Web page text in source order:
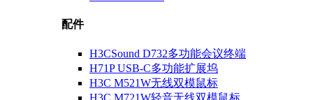
配件
H3CSound D732多功能会议终端
H71P USB-C多功能扩展坞
H3C M521W无线双模鼠标